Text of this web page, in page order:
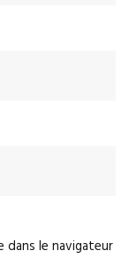
dans le navigateur